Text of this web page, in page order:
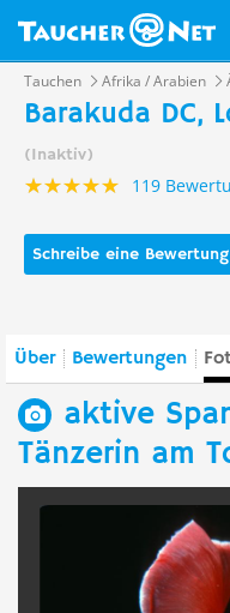
Tauchen Afrika / Arabien
Barakuda DC,
(Inaktiv)
119
Schreibe eine Bewertung
Über Bewertungen
aktive
Tänzerin am